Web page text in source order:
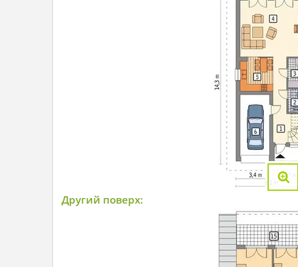
Другий поверх: